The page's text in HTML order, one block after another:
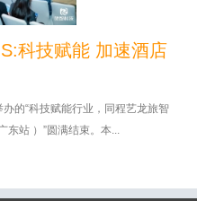
科技赋能 加速酒店
的“科技赋能行业，同程艺龙旅智
东站 ）”圆满结束。本...